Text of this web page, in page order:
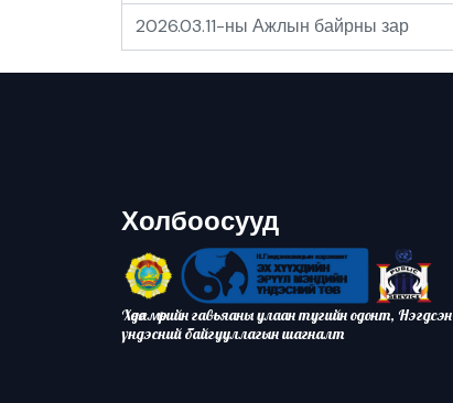
2026.03.11-ны Ажлын байрны зар
Холбоосууд
Хөдөлмөрийн гавьяаны улаан тугийн одонт, Нэгдсэн
үндэсний байгууллагын шагналт